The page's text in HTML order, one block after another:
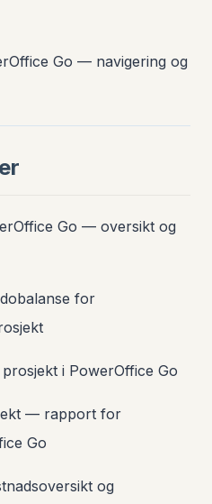
Go — navigering og
Go — oversikt og
for
i PowerOffice Go
— rapport for
Go
og